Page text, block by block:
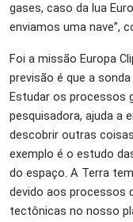
gases, caso da lua
enviamos uma nave”,
Foi a missão Europa
previsão é que a
Estudar os processos
pesquisadora, ajuda a
descobrir outras
exemplo é o estudo
do espaço. A Terra
devido aos processos
tectônicas no nosso